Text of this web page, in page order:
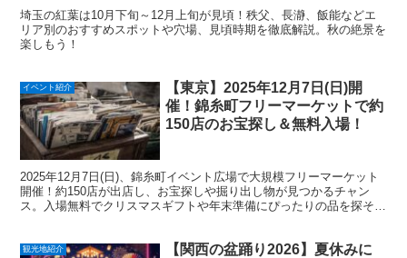
埼玉の紅葉は10月下旬～12月上旬が見頃！秩父、長瀞、飯能などエ
リア別のおすすめスポットや穴場、見頃時期を徹底解説。秋の絶景を
楽しもう！
イベント紹介
【東京】2025年12月7日(日)開
催！錦糸町フリーマーケットで約
150店のお宝探し＆無料入場！
2025年12月7日(日)、錦糸町イベント広場で大規模フリーマーケット
開催！約150店が出店し、お宝探しや掘り出し物が見つかるチャン
ス。入場無料でクリスマスギフトや年末準備にぴったりの品を探そ
観光地紹介
【関西の盆踊り2026】夏休みに